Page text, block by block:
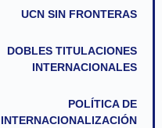
UCN SIN FRONTERAS
DOBLES TITULACIONES
INTERNACIONALES
POLÍTICA DE
INTERNACIONALIZACIÓN